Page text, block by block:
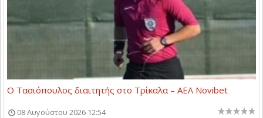
Ο Τασιόπουλος διαιτητής στο Τρίκαλα – ΑΕΛ Novibet
08 Αυγούστου 2026 12:54